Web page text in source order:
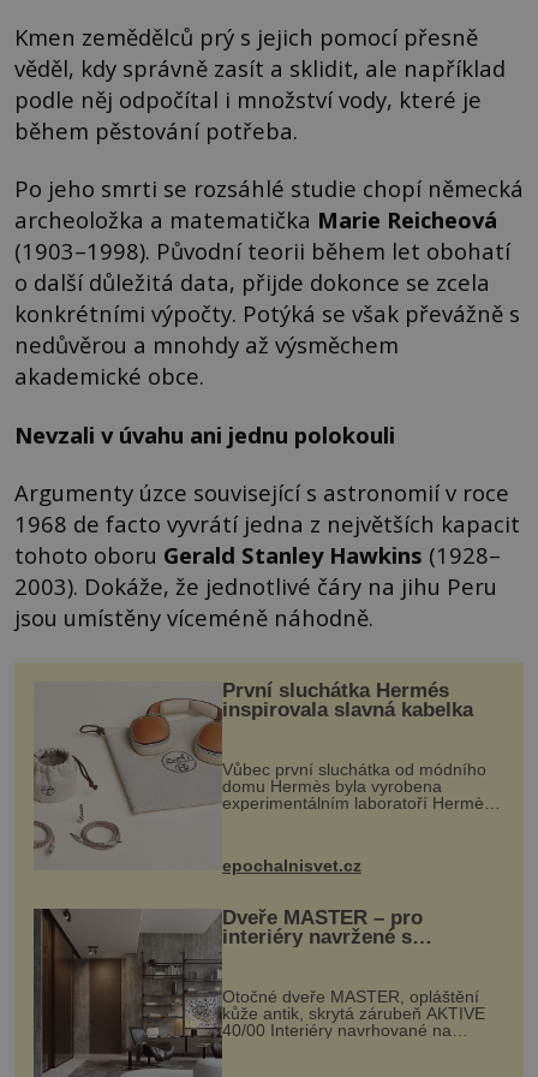
Kmen zemědělců prý s jejich pomocí přesně
věděl, kdy správně zasít a sklidit, ale například
podle něj odpočítal i množství vody, které je
během pěstování potřeba.
Po jeho smrti se rozsáhlé studie chopí německá
archeoložka a matematička Marie Reicheová
(1903–1998). Původní teorii během let obohatí
o další důležitá data, přijde dokonce se zcela
konkrétními výpočty. Potýká se však převážně s
nedůvěrou a mnohdy až výsměchem
akademické obce.
Nevzali v úvahu ani jednu polokouli
Argumenty úzce související s astronomií v roce
1968 de facto vyvrátí jedna z největších kapacit
tohoto oboru Gerald Stanley Hawkins (1928–
2003). Dokáže, že jednotlivé čáry na jihu Peru
jsou umístěny víceméně náhodně.
První sluchátka Hermés
inspirovala slavná kabelka
Vůbec první sluchátka od módního
domu Hermès byla vyrobena
experimentálním laboratoří Hermès
kovový...
epochalnisvet.cz
Dveře MASTER – pro
interiéry navržené s
rozumem i vášní!
Otočné dveře MASTER, opláštění
kůže antik, skrytá zárubeň AKTIVE
40/00 Interiéry navrhované na
zakázku často vyžadují atypické
rozměry nejen nábytku, ale i